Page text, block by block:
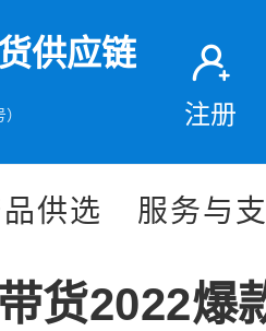
供应链
注册
供选 服务与
货2022爆